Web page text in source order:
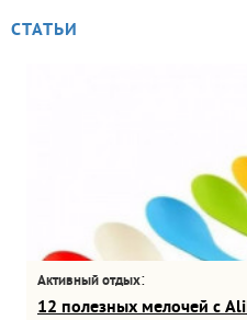
СТАТЬИ
Активный отдых:
12 полезных мелочей с